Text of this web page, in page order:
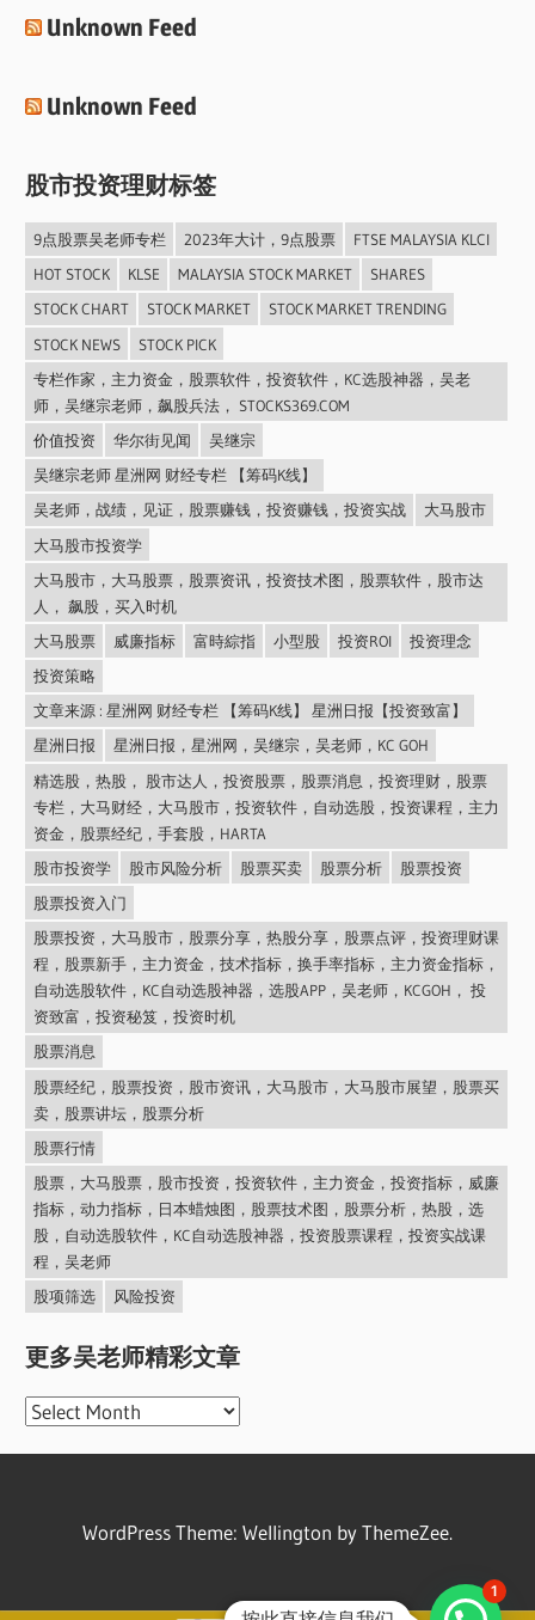
Unknown Feed
Unknown Feed
股市投资理财标签
9点股票吴老师专栏 2023年大计，9点股票
FTSE MALAYSIA KLCI
HOT STOCK
KLSE MALAYSIA STOCK MARKET
SHARES
STOCK CHART
STOCK MARKET
STOCK MARKET TRENDING
STOCK NEWS
STOCK PICK
专栏作家，主力资金，股票软件，投资软件，KC选股神器，吴老
师，吴继宗老师，飙股兵法， STOCKS369.COM
价值投资
华尔街见闻
吴继宗
吴继宗老师 星洲网 财经专栏 【筹码K线】
吴老师，战绩，见证，股票赚钱，投资赚钱，投资实战
大马股市
大马股市投资学
大马股市，大马股票，股票资讯，投资技术图，股票软件，股市达
人， 飙股，买入时机
大马股票
威廉指标 富時綜指 小型股 投资ROI
投资理念
投资策略
文章来源 : 星洲网 财经专栏 【筹码K线】 星洲日报【投资致富】
星洲日报
星洲日报，星洲网，吴继宗，吴老师，KC GOH
精选股，热股， 股市达人，投资股票，股票消息，投资理财，股票
专栏，大马财经，大马股市，投资软件，自动选股，投资课程，主力
资金，股票经纪，手套股，HARTA
股市投资学
股市风险分析 股票买卖 股票分析
股票投资
股票投资入门
股票投资，大马股市，股票分享，热股分享，股票点评，投资理财课
程，股票新手，主力资金，技术指标，换手率指标，主力资金指标，
自动选股软件，KC自动选股神器，选股APP，吴老师，KCGOH， 投
资致富，投资秘笈，投资时机
股票消息
股票经纪，股票投资，股市资讯，大马股市，大马股市展望，股票买
卖，股票讲坛，股票分析
股票行情
股票，大马股票，股市投资，投资软件，主力资金，投资指标，威廉
指标，动力指标，日本蜡烛图，股票技术图，股票分析，热股，选
股，自动选股软件，KC自动选股神器，投资股票课程，投资实战课
程，吴老师
股项筛选
风险投资
更多吴老师精彩文章
更
WordPress Theme: Wellington by ThemeZee.
1